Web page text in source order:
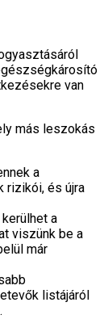
van
más leszokás
a
rizikói, és újra
a
viszünk be a
már
listájáról